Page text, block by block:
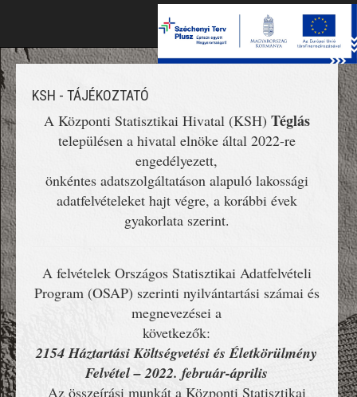
KSH - TÁJÉKOZTATÓ
A Központi Statisztikai Hivatal (KSH) Téglás
településen a hivatal elnöke által 2022-re
engedélyezett,
önkéntes adatszolgáltatáson alapuló lakossági
adatfelvételeket hajt végre, a korábbi évek
gyakorlata szerint.
A felvételek Országos Statisztikai Adatfelvételi
Program (OSAP) szerinti nyilvántartási számai és
megnevezései a
következők:
2154 Háztartási Költségvetési és Életkörülmény
Felvétel – 2022. február-április
Az összeírási munkát a Központi Statisztikai